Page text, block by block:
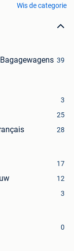
Wis de categorie
39
3
25
28
17
12
3
0